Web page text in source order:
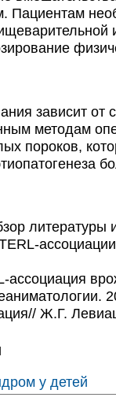
Пациентам
зависит от
методам
пороков,
литературы
Ж.Г.
у детей